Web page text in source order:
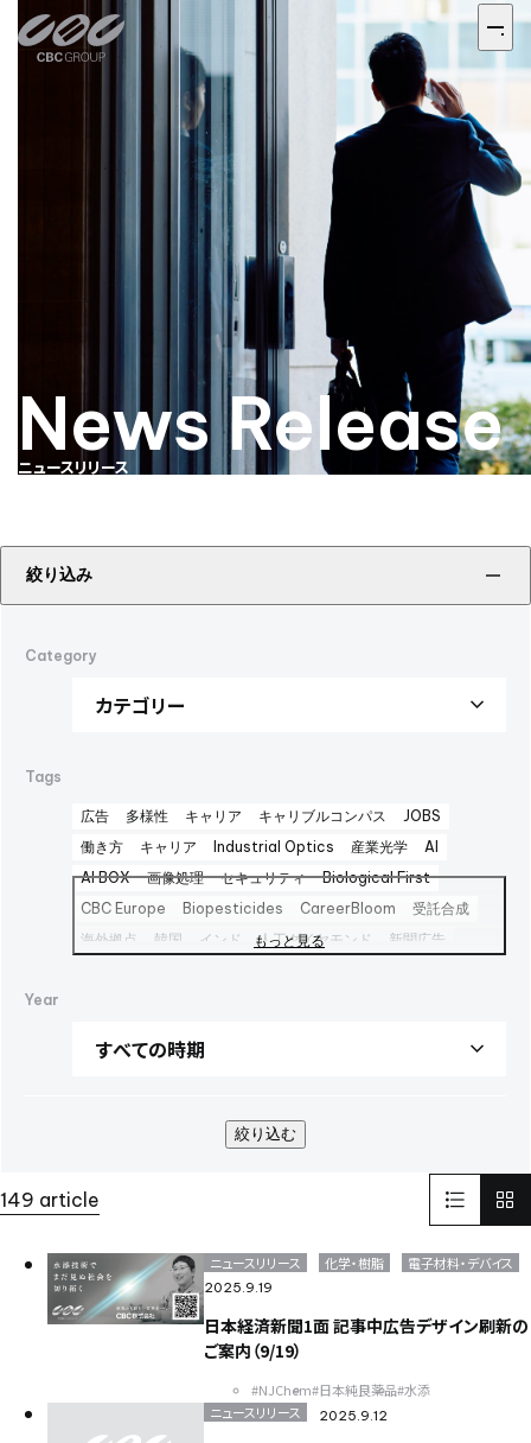
News Release
絞り込み
Category
Tags
広告 多様性 キャリア キャリブルコンパス
JOBS
働き方
キャリア Industrial Optics 産業光学
AI
AI BOX
画像処理 セキュリティ
Biological First
CBC Europe
Biopesticides CareerBloom
受託合成
海外拠点
韓国 インド 人工ダイヤモンド
新聞広告
package
foods
SINA COVA ファッション
インターフェックスWeek 東京
Battery
セミナー 半導体
カーボンニュートラル
環境配慮型のプラスチック
ISCC PLUS
オステオカルシンへ
CSR 世界遺産 イタリア
FAI
ヨーロッパ
もっと見る
Year
絞り込む
149 article
ニュースリリース 化学・樹脂 電子材料・デバイス
2025.9.19
日本経済新聞1面 記事中広告デザイン刷新の
ご案内（9/19）
#NJChem#日本純良薬品#水添
ニュースリリース
2025.9.12